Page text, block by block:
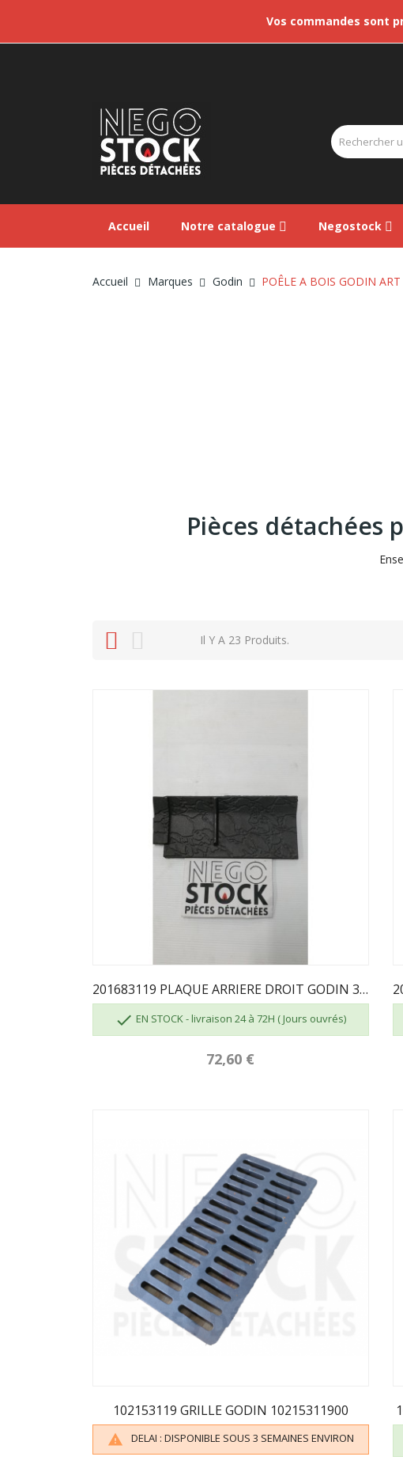
Vos commandes sont
Accueil Notre catalogue Negostock
Accueil Marques Godin POÊLE A BOIS GODIN
Pièces détachées
Il Y A 23 Produits.
201683119 PLAQUE ARRIERE DROIT GODIN 3119
 EN STOCK - livraison 24 à 72H ( Jours ouvrés)
72,60 €
102153119 GRILLE GODIN 10215311900
 DELAI : DISPONIBLE SOUS 3 SEMAINES ENVIRON